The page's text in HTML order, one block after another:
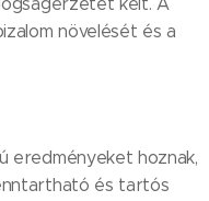
növelését és a
eredményeket hoznak,
és tartós